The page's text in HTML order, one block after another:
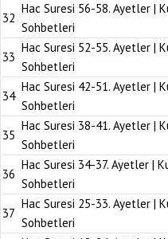
32
Hac Suresi 56-58. Ayetler |
Sohbetleri
33
Hac Suresi 52-55. Ayetler |
Sohbetleri
34
Hac Suresi 42-51. Ayetler |
Sohbetleri
35
Hac Suresi 38-41. Ayetler |
Sohbetleri
36
Hac Suresi 34-37. Ayetler |
Sohbetleri
37
Hac Suresi 25-33. Ayetler |
Sohbetleri